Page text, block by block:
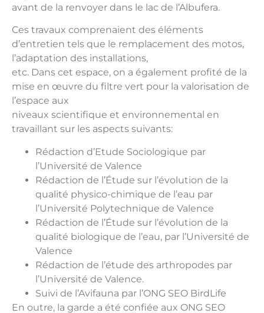
avant de la renvoyer dans le lac de l’Albufera.
Ces travaux comprenaient des éléments
d’entretien tels que le remplacement des motos,
l’adaptation des installations,
etc. Dans cet espace, on a également profité de la
mise en œuvre du filtre vert pour la valorisation de
l’espace aux
niveaux scientifique et environnemental en
travaillant sur les aspects suivants:
Rédaction d’Etude Sociologique par
l’Université de Valence
Rédaction de l’Étude sur l’évolution de la
qualité physico-chimique de l’eau par
l’Université Polytechnique de Valence
Rédaction de l’Étude sur l’évolution de la
qualité biologique de l’eau, par l’Université de
Valence
Rédaction de l’étude des arthropodes par
l’Université de Valence.
Suivi de l’Avifauna par l’ONG SEO BirdLife
En outre, la garde a été confiée aux ONG SEO